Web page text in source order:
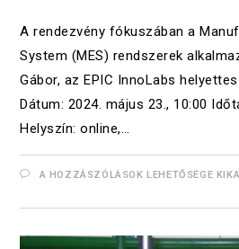
A rendezvény fókuszában a
System (MES) rendszerek
Gábor, az EPIC InnoLabs
Dátum: 2024. május 23., 10:00
Helyszín: online,…
A HOZZÁSZÓLÁSOK LEHETŐSÉGE